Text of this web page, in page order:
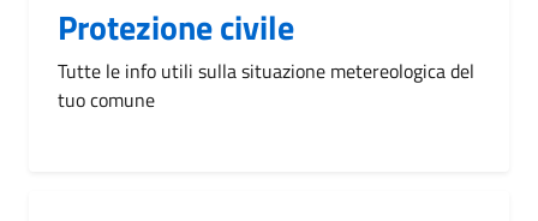
Protezione civile
Tutte le info utili sulla situazione metereologica del
tuo comune